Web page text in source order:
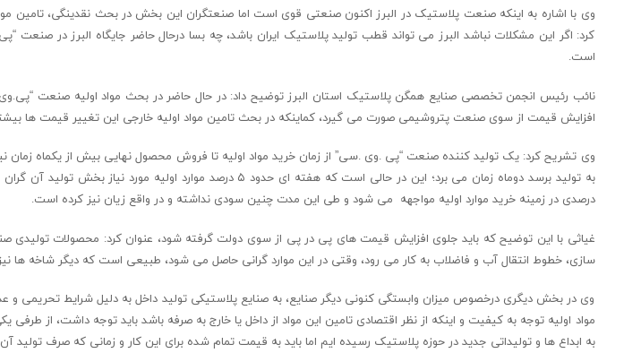
وی با اشاره به اینکه صنعت پلاستیک در البرز اکنون صنعتی قوی است اما صنعتگران این بخش در بحث نقدینگی، تامین
کرد: اگر این مشکلات نباشد البرز می تواند قطب تولید پلاستیک ایران باشد، چه بسا درحال حاضر جایگاه البرز در
است.
افزایش قیمت از سوی صنعت پتروشیمی صورت می گیرد، کماینکه در بحث تامین مواد اولیه خارجی این تغییر قیمت ها
وی تشریح کرد: یک تولید کننده صنعت “پی .وی .سی” از زمان خرید مواد اولیه تا فروش محصول نهایی بیش از یکماه زمان نیاز
درصدی در زمینه خرید موارد اولیه مواجهه می شود و طی این مدت چنین سودی نداشته و در واقع زیان نیز کرده است.
غیاثی با این توضیح که باید جلوی افزایش قیمت های پی در پی از سوی دولت گرفته شود، عنوان کرد: محصولات
سازی، خطوط انتقال آب و فاضلاب به کار می رود، وقتی در این موارد گرانی حاصل می شود، طبیعی است که دیگر شاخه ها
وی در بخش دیگری درخصوص میزان وابستگی کنونی دیگر صنایع، به صنایع پلاستیکی تولید داخل به دلیل شرایط تحریمی و
مواد اولیه توجه به کیفیت و اینکه از نظر اقتصادی تامین این مواد از داخل یا خارج به صرفه باشد باید توجه داشت، از
به ابداع ها و تولیداتی جدید در حوزه پلاستیک رسیده ایم اما باید به قیمت تمام شده برای این کار و زمانی که صرف